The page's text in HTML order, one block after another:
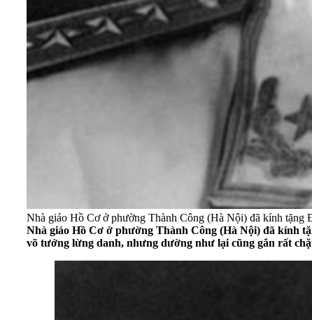
Nhà giáo Hồ Cơ ở phường Thành Công (Hà Nội) đã kính
Nhà giáo Hồ Cơ ở phường Thành Công (Hà Nội) đã kính
võ tướng lừng danh, nhưng dường như lại cũng gắn rất